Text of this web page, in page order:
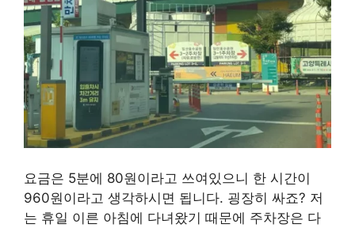
요금은 5분에 80원이라고 쓰여있으니 한 시간이
960원이라고 생각하시면 됩니다. 굉장히 싸죠? 저
는 휴일 이른 아침에 다녀왔기 때문에 주차장은 다